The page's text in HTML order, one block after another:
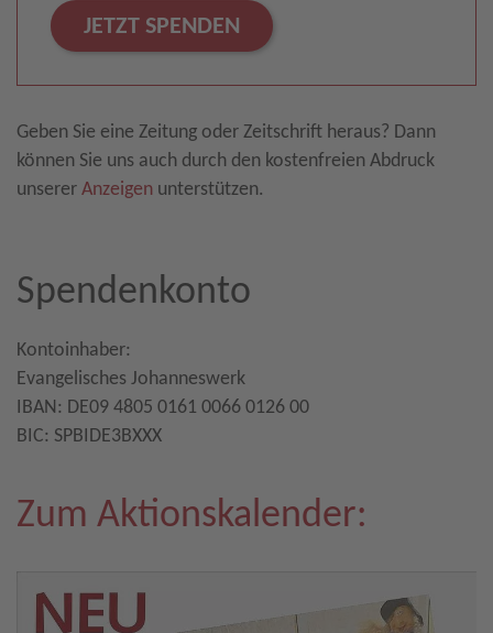
JETZT SPENDEN
Geben Sie eine Zeitung oder Zeitschrift heraus? Dann
können Sie uns auch durch den kostenfreien Abdruck
unserer Anzeigen unterstützen.
Spendenkonto
Kontoinhaber:
Evangelisches Johanneswerk
IBAN: DE09 4805 0161 0066 0126 00
BIC: SPBIDE3BXXX
Zum Aktionskalender: